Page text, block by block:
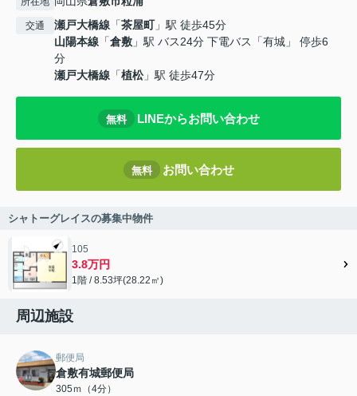
交通 瀬戸大橋線 「茶屋町」駅 徒歩45分
山陽本線 「倉敷 」駅 バス24分 下電バス「有城」 停歩6
分
瀬戸大橋線 「植松」駅 徒歩47分
無料 LINEからお問い合わせ
無料 お問い合わせ
シャトーグレイスの募集中物件
105
3.8万円
1階 / 8.53坪(28.22㎡)
周辺施設
郵便局
倉敷有城郵便局
305ｍ（4分）